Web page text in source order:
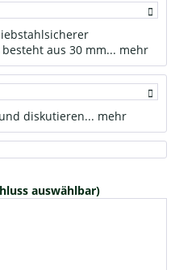
aus 30 mm... mehr
diskutieren... mehr
auswählbar)